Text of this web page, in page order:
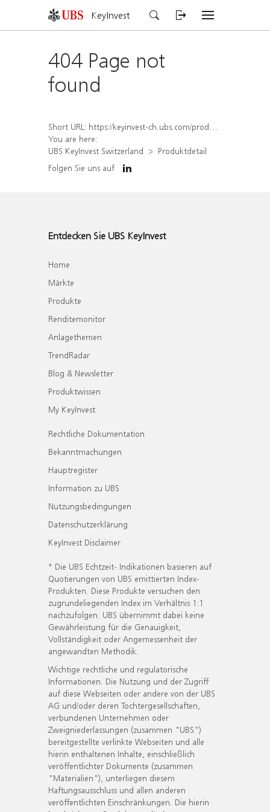
KeyInvest
404 Page not
found
Short URL: https://keyinvest-ch.ubs.com/produkt/detail/index/isin/CH1563454102
You are here:
UBS KeyInvest Switzerland
Produktdetail
Folgen Sie uns auf
Entdecken Sie UBS KeyInvest
Home
Märkte
Produkte
Renditemonitor
Anlagethemen
TrendRadar
Blog & Newsletter
Produktwissen
My KeyInvest
Rechtliche Dokumentation
Bekanntmachungen
Hauptregister
Information zu UBS
Nutzungsbedingungen
Datenschutzerklärung
KeyInvest Disclaimer
* Die UBS Echtzeit- Indikationen basieren auf
Quotierungen von UBS emittierten Index-
Produkten. Diese Produkte versuchen den
zugrundeliegenden Index im Verhältnis 1:1
nachzufolgen. UBS übernimmt dabei keine
Gewährleistung für die Genauigkeit,
Vollständigkeit oder Angemessenheit der
angewandten Methodik.
Wichtige rechtliche und regulatorische
Informationen. Die Nutzung und der Zugriff
auf diese Webseiten oder andere von der UBS
AG und/oder deren Tochtergesellschaften,
verbundenen Unternehmen oder
Zweigniederlassungen (zusammen "UBS")
bereitgestellte verlinkte Webseiten und alle
hierin enthaltenen Inhalte, einschließlich
veröffentlichter Dokumente (zusammen
"Materialien"), unterliegen diesem
Haftungsausschluss und allen anderen
veröffentlichten Einschränkungen. Die hierin